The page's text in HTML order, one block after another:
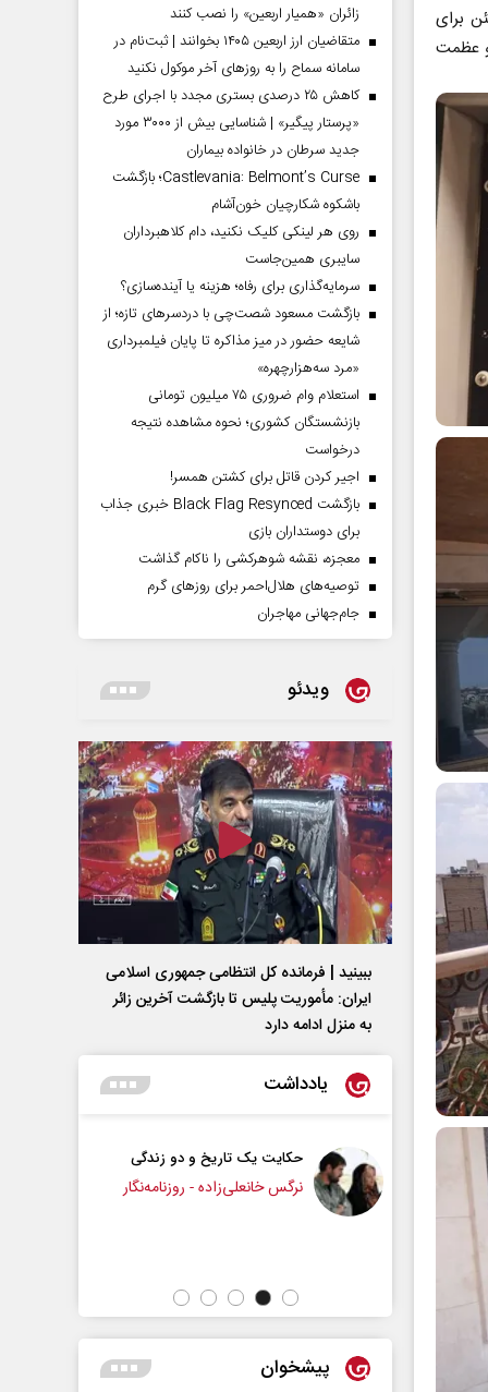
برای
عظمت
زائران «همیار اربعین» را نصب کنند
متقاضیان ارز اربعین ۱۴۰۵ بخوانند | ثبت‌نام در
سامانه سماح را به روز‌های آخر موکول نکنید
کاهش ۲۵ درصدی بستری مجدد با اجرای طرح
«پرستار پیگیر» | شناسایی بیش از ۳۰۰۰ مورد
جدید سرطان در خانواده بیماران
Castlevania: Belmont’s Curse؛ بازگشت
باشکوه شکارچیان خون‌آشام
روی هر لینکی کلیک نکنید، دام کلاهبرداران
سایبری همین‌جاست
سرمایه‌گذاری برای رفاه؛ هزینه یا آینده‌سازی؟
بازگشت مسعود شصت‌چی با دردسر‌های تازه؛ از
شایعه حضور در میز مذاکره تا پایان فیلمبرداری
«مرد سه‌هزارچهره»
استعلام وام ضروری ۷۵ میلیون تومانی
بازنشستگان کشوری؛ نحوه مشاهده نتیجه
درخواست
اجیر کردن قاتل برای کشتن همسر!
بازگشت Black Flag Resynced خبری جذاب
برای دوستداران بازی
معجزه، نقشه شوهرکشی را ناکام گذاشت
توصیه‌های هلال‌احمر برای روز‌های گرم
جام‌جهانی مهاجران
ویدئو
ببینید | فرمانده کل انتظامی جمهوری اسلامی
ایران­: مأموریت پلیس تا بازگشت آخرین زائر
به منزل ادامه دارد
یادداشت
زندگی چرایی عقب‌نشینی ترامپ؟
پیشخوان